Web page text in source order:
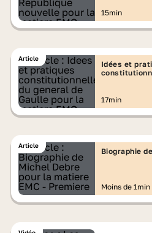
15min
Article
Idées et
17min
Article
Biographie
Moins de 1min